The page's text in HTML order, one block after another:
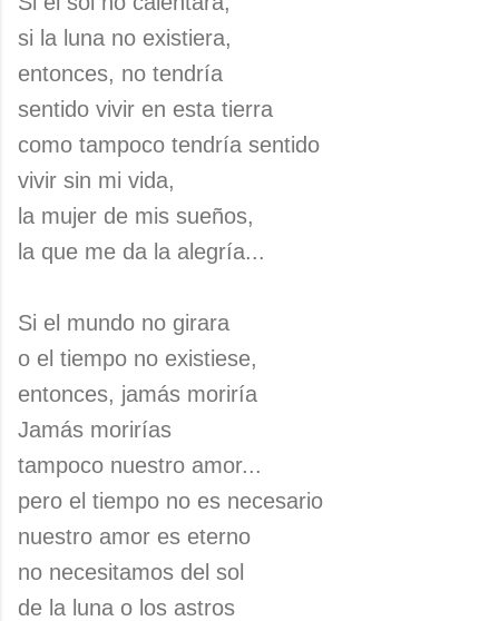
si la luna no existiera,
entonces, no tendría
sentido vivir en esta tierra
como tampoco tendría sentido
vivir sin mi vida,
la mujer de mis sueños,
la que me da la alegría...
Si el mundo no girara
o el tiempo no existiese,
entonces, jamás moriría
Jamás morirías
tampoco nuestro amor...
pero el tiempo no es necesario
nuestro amor es eterno
no necesitamos del sol
de la luna o los astros